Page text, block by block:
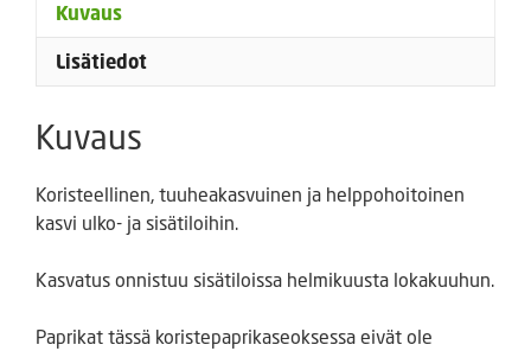
Kuvaus
Lisätiedot
Kuvaus
Koristeellinen, tuuheakasvuinen ja helppohoitoinen
kasvi ulko- ja sisätiloihin.
Kasvatus onnistuu sisätiloissa helmikuusta lokakuuhun.
Paprikat tässä koristepaprikaseoksessa eivät ole